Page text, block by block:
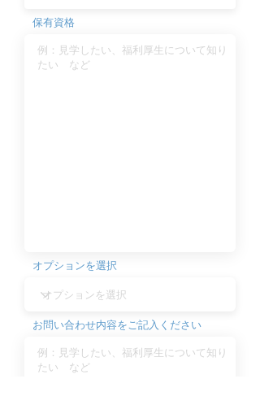
保有資格
オプションを選択
お問い合わせ内容をご記入ください